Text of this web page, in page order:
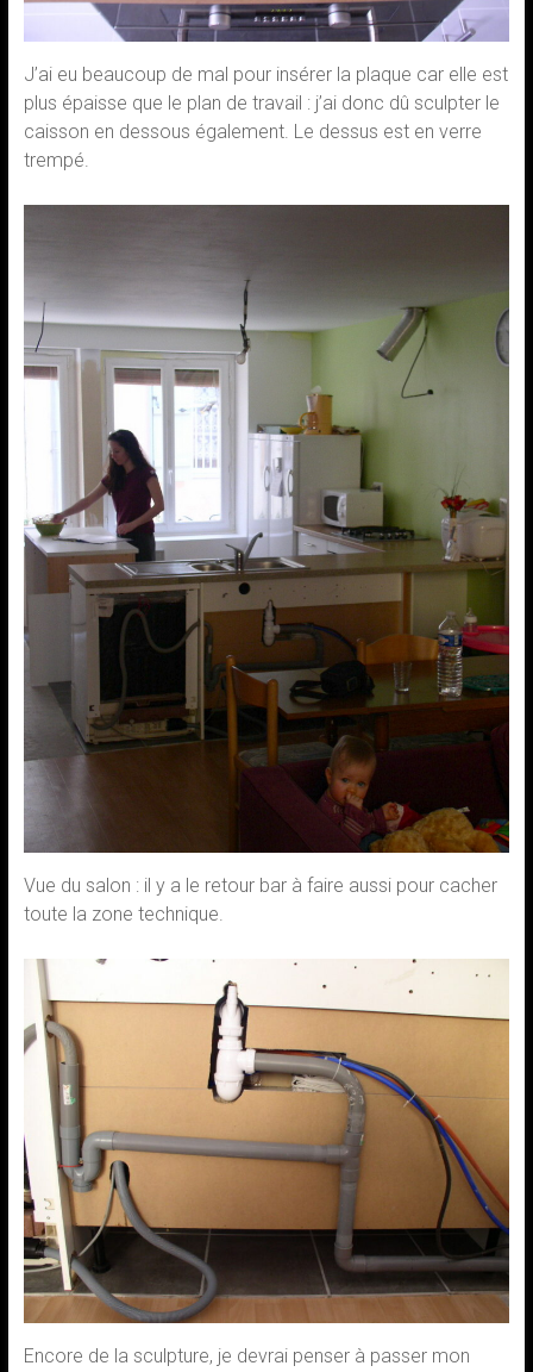
J’ai eu beaucoup de mal pour insérer la plaque car elle est
plus épaisse que le plan de travail : j’ai donc dû sculpter le
caisson en dessous également. Le dessus est en verre
trempé.
Vue du salon : il y a le retour bar à faire aussi pour cacher
toute la zone technique.
Encore de la sculpture, je devrai penser à passer mon